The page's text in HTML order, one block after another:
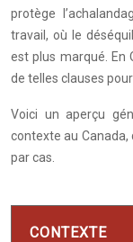
protège
travail, où le
est plus marqué. En
de telles clauses
Voici un aperçu
contexte au Canada,
par cas.
CONTEXTE